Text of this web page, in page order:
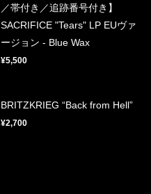
／帯付き／追跡番号付き】
SACRIFICE "Tears" LP EUヴァ
ージョン - Blue Wax
¥5,500
BRITZKRIEG “Back from Hell”
¥2,700